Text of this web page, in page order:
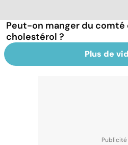
Peut-on manger du comté
cholestérol ?
Plus de